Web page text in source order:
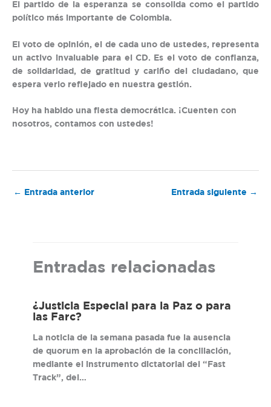
El partido de la esperanza se consolida como el partido
político más importante de Colombia.
El voto de opinión, el de cada uno de ustedes, representa
un activo invaluable para el CD. Es el voto de confianza,
de solidaridad, de gratitud y cariño del ciudadano, que
espera verlo reflejado en nuestra gestión.
Hoy ha habido una fiesta democrática. ¡Cuenten con
nosotros, contamos con ustedes!
← Entrada anterior Entrada siguiente →
Entradas relacionadas
¿Justicia Especial para la Paz o para
las Farc?
La noticia de la semana pasada fue la ausencia
de quorum en la aprobación de la conciliación,
mediante el instrumento dictatorial del “Fast
Track”, del…